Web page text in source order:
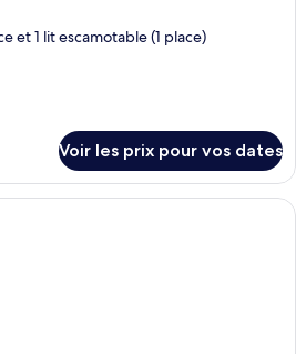
et 1 lit escamotable (1 place)
Voir les prix pour vos dates
Literie de qualité supérieure,